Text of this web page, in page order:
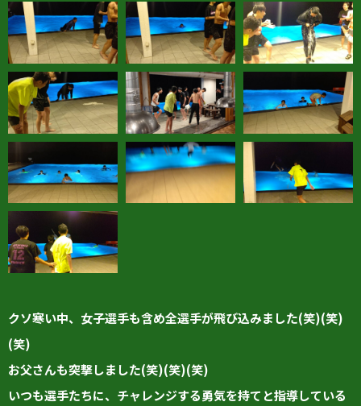
クソ寒い中、女子選手も含め全選手が飛び込みました(笑)(笑)
(笑)
お父さんも突撃しました(笑)(笑)(笑)
いつも選手たちに、チャレンジする勇気を持てと指導している